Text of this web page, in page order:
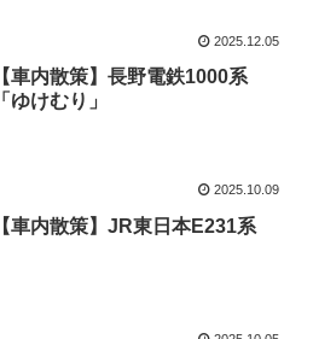
2025.12.05
【車内散策】長野電鉄1000系
「ゆけむり」
2025.10.09
【車内散策】JR東日本E231系